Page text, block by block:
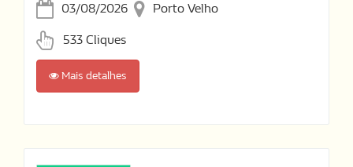
03/08/2026 Porto Velho
533 Cliques
Mais detalhes